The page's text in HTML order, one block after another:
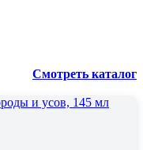
Смотреть каталог